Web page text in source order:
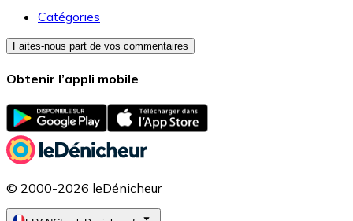
Catégories
Faites-nous part de vos commentaires
Obtenir l’appli mobile
© 2000-2026 leDénicheur